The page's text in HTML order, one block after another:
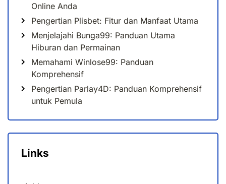
Online Anda
Pengertian Plisbet: Fitur dan Manfaat Utama
Menjelajahi Bunga99: Panduan Utama
Hiburan dan Permainan
Memahami Winlose99: Panduan
Komprehensif
Pengertian Parlay4D: Panduan Komprehensif
untuk Pemula
Links